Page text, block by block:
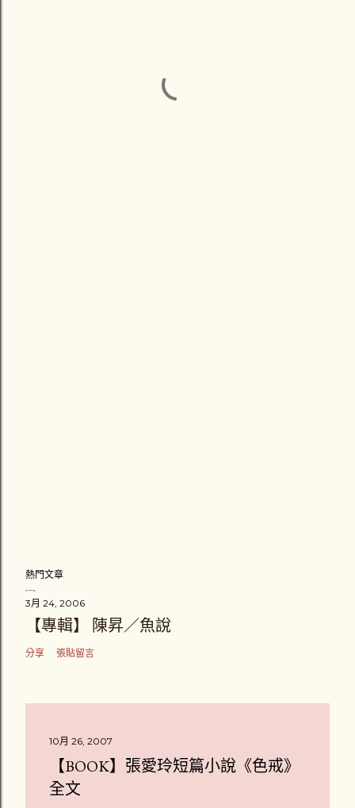
熱門文章
3月 24, 2006
【專輯】 陳昇／魚說
分享 張貼留言
10月 26, 2007
【BOOK】張愛玲短篇小說《色戒》
全文